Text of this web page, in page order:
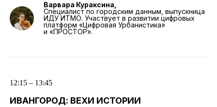
Варвара Кураксина,
Специалист по городским данным, выпускница
ИДУ ИТМО. Участвует в развитии цифровых
платформ «Цифровая Урбанистика»
и «ПРОСТОР».
12:15 – 13:45
ИВАНГОРОД: ВЕХИ ИСТОРИИ